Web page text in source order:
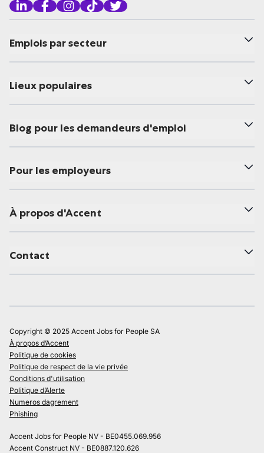
Emplois par secteur
Lieux populaires
Blog pour les demandeurs d'emploi
Pour les employeurs
À propos d'Accent
Contact
Copyright © 2025 Accent Jobs for People SA
À propos d’Accent
Politique de cookies
Politique de respect de la vie privée
Conditions d'utilisation
Politique d’Alerte
Numeros dagrement
Phishing
Accent Jobs for People NV - BE0455.069.956
Accent Construct NV - BE0887.120.626